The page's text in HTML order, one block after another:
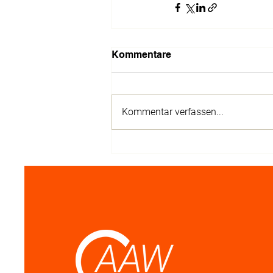
Kommentare
Kommentar verfassen...